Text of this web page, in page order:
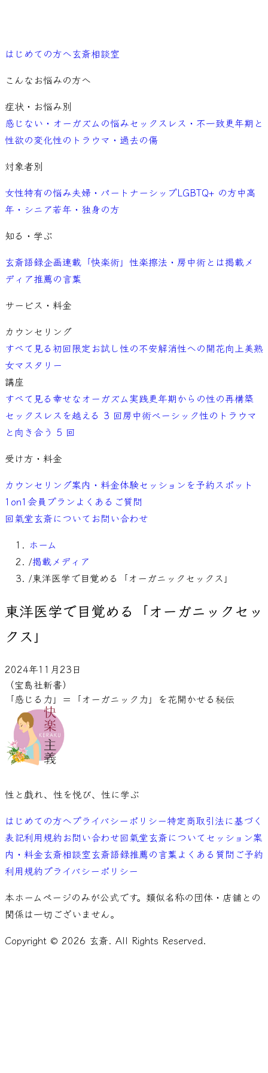
はじめての方へ玄斎相談室
こんなお悩みの方へ
症状・お悩み別
感じない・オーガズムの悩みセックスレス・不一致更年期と
性欲の変化性のトラウマ・過去の傷
対象者別
女性特有の悩み夫婦・パートナーシップLGBTQ+ の方中高
年・シニア若年・独身の方
知る・学ぶ
玄斎語録企画連載「快楽術」 性楽擦法・房中術とは掲載メ
ディア推薦の言葉
サービス・料金
カウンセリング
すべて見る 初回限定お試し性の不安解消性への開花向上美熟
女マスタリー
講座
すべて見る 幸せなオーガズム実践更年期からの性の再構築
セックスレスを越える 3 回房中術ベーシック性のトラウマ
と向き合う 5 回
受け方・料金
カウンセリング案内・料金体験セッションを予約スポット
1on1 会員プラン よくあるご質問
回氣堂玄斎について お問い合わせ
ホーム
/掲載メディア
/東洋医学で目覚める「オーガニックセックス」
東洋医学で目覚める「オーガニックセッ
クス」
2024年11月23日
（宝島社新書）
「感じる力」＝「オーガニック力」を花開かせる秘伝
性と戯れ、性を悦び、性に学ぶ
はじめての方へプライバシーポリシー特定商取引法に基づく
表記利用規約お問い合わせ回氣堂玄斎についてセッション案
内・料金玄斎相談室玄斎語録推薦の言葉よくある質問 ご予約
利用規約プライバシーポリシー
本ホームページのみが公式です。類似名称の団体・店舗との
関係は一切ございません。
Copyright © 2026 玄斎. All Rights Reserved.